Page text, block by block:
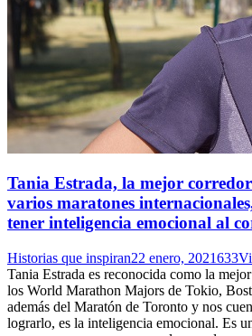
Tania Estrada, la mejor
varios maratones
tener inteligencia emocional al
Historias que inspiran22 enero, 2021633
Tania Estrada es reconocida como la
los World Marathon Majors de Tokio,
además del Maratón de Toronto y nos
lograrlo, es la inteligencia emocional. Es